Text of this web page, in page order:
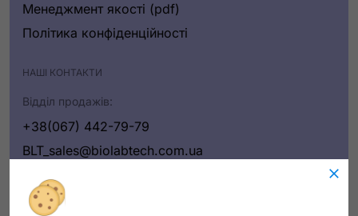
Менеджмент якості (pdf)
Політика конфіденційності
НАШІ КОНТАКТИ
Відділ продажів:
+38(067) 442-79-79
BLT_sales@biolabtech.com.ua